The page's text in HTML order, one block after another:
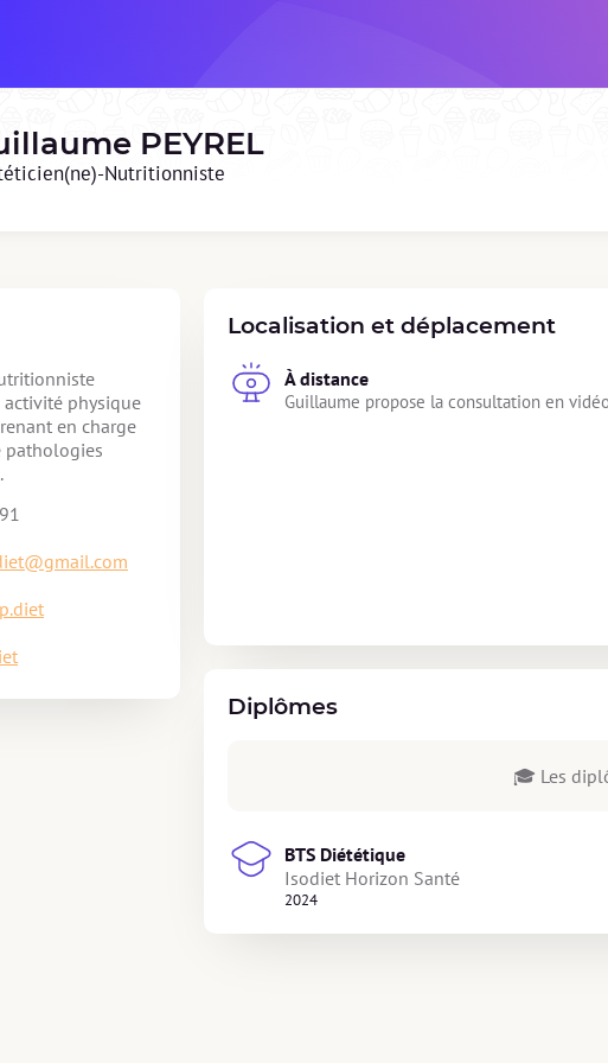
PEYREL
Nutritionniste
physique
en charge
pathologies
Localisation et déplacement
À distance
Guillaume propose la consultation en
Diplômes
🎓 Les
BTS Diététique
Isodiet Horizon Santé
2024